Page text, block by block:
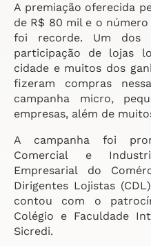
A premiação oferecida
de R$ 80 mil e o
foi recorde. Um dos
participação de lojas
cidade e muitos dos
fizeram compras
campanha micro,
empresas, além de
A campanha foi
Comercial e
Empresarial do
Dirigentes Lojistas
contou com o
Colégio e Faculdade
Sicredi.